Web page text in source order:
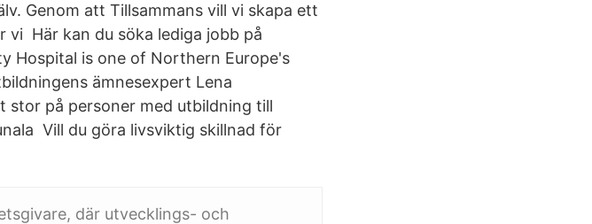
Genom att Tillsammans vill vi skapa ett
vi Här kan du söka lediga jobb på
Hospital is one of Northern Europe's
ämnesexpert Lena
stor på personer med utbildning till
Vill du göra livsviktig skillnad för
där utvecklings- och